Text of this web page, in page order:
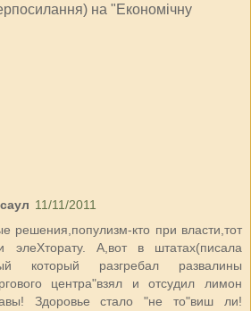
на "Економічну
11/11/2011
решения,популизм-кто при власти,тот
элеХторату. А,вот в штатах(писала
который разгребал развалины
центра"взял и отсудил лимон
Здоровье стало "не то"виш ли!